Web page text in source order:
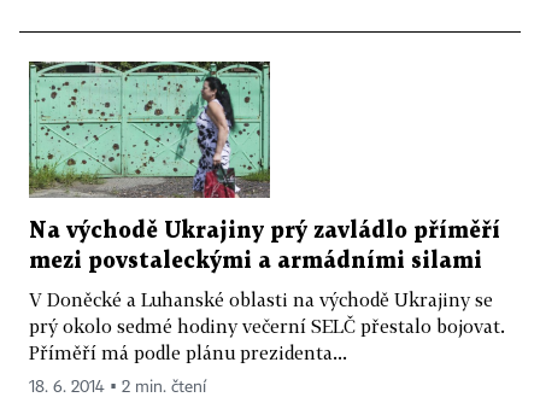
Na východě Ukrajiny prý zavládlo příměří
mezi povstaleckými a armádními silami
V Doněcké a Luhanské oblasti na východě Ukrajiny se
prý okolo sedmé hodiny večerní SELČ přestalo bojovat.
Příměří má podle plánu prezidenta...
18. 6. 2014 ▪ 2 min. čtení